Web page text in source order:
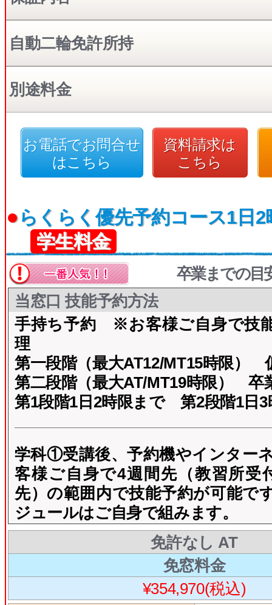
自動二輪免許所持
別途料金
お電話でお問合せ
はこちら
資料請求は
こちら
●らくらく優先予約コース1日2
学生料金
卒業までの目
当窓口 技能予約方法
手持ち予約 ※お客様ご自身で技
理
第一段階（最大AT12/MT15時限）
第二段階（最大AT/MT19時限） 卒
第1段階1日2時限まで 第2段階1日3
学科①受講後、予約機やインター
客様ご自身で4週間先（教習所受
先）の範囲内で技能予約が可能で
ジュールはご自身で組みます。
免許なし AT
免窓料金
¥354,970(税込)